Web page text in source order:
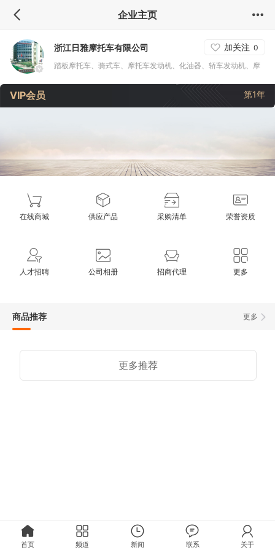
企业主页
浙江日雅摩托车有限公司 加关注 0
踏板摩托车、骑式车、摩托车发动机、化油器、轿车发动机、摩
托车车架等
VIP会员 第1年
在线商城 供应产品 采购清单 荣誉资质
人才招聘 公司相册 招商代理 更多
更多
商品推荐
更多推荐
首页 频道 新闻 联系 关于